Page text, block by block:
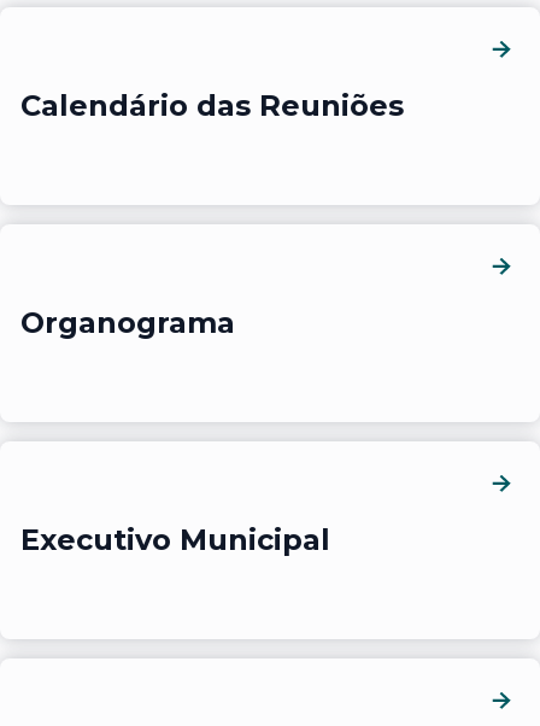
Calendário das Reuniões
Organograma
Executivo Municipal